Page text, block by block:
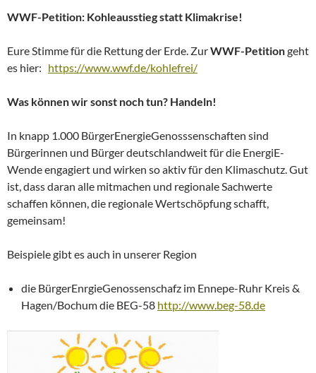
WWF-Petition: Kohleausstieg statt Klimakrise!
Eure Stimme für die Rettung der Erde. ZurWWF-Petitiongeht
es hier: https://www.wwf.de/kohlefrei/
Was können wir sonst noch tun? Handeln!
In knapp 1.000 BürgerEnergieGenosssenschaften sind
Bürgerinnen und Bürger deutschlandweit für die EnergiE-
Wende engagiert und wirken so aktiv für den Klimaschutz. Gut
ist, dass daran alle mitmachen und regionale Sachwerte
schaffen können, die regionale Wertschöpfung schafft,
gemeinsam!
Beispiele gibt es auch in unserer Region
die BürgerEnrgieGenossenschafz im Ennepe-Ruhr Kreis &
Hagen/Bochum die BEG-58 http://www.beg-58.de